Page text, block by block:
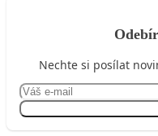
Nechte si posílat